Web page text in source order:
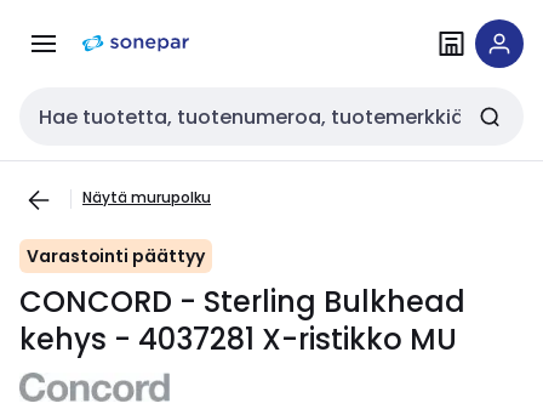
navigointiinsisältöön
Haku
Näytä murupolku
Varastointi päättyy
CONCORD - Sterling Bulkhead
kehys - 4037281 X-ristikko MU